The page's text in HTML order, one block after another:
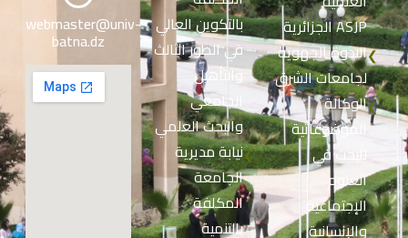
الجزائرية ASJP
❮الندوة الجهوية
لجامعات الشرق
❮الوكالة
الموضوعاتية
للبحث في
العلوم
الإجتماعية
والإنسانية
بالتكوين العالي
في الطور الثالث
والتأهيل
الجامعي
والبحث العلمي
❮نيابة مديرية
الجامعة
المكلفة
بالتنمية
webmaster@univ-
batna.dz